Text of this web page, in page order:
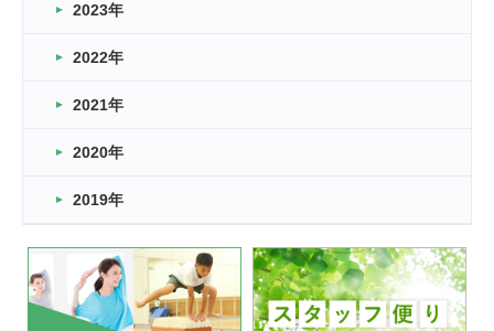
卒業・卒園の季節★
2026.03.11
緑ケ丘体育館
2022.11.03
緑ケ丘体育館
いたっぼーる大会☆彡
緑ケ丘体育館
2022.07.03
2023年
2022年
2021年
2020年
2019年